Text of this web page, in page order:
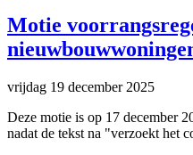
Motie
vrijdag 19 december 2025
Deze motie is op 17 december
nadat de tekst na "verzoekt het